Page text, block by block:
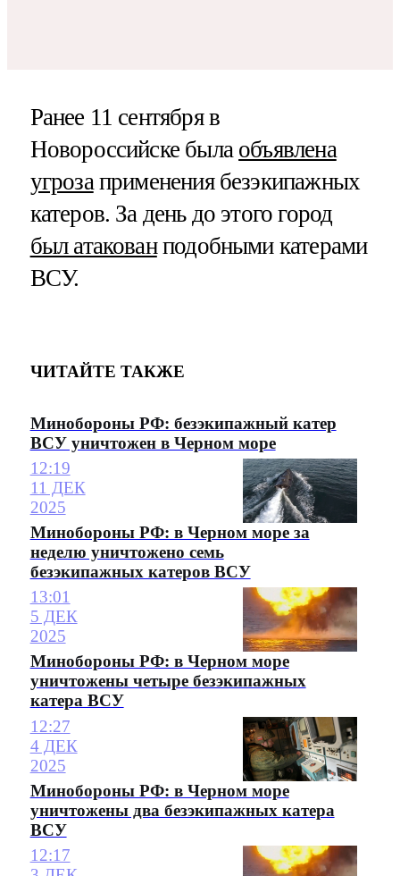
Ранее 11 сентября в
Новороссийске была объявлена
угрозаприменения безэкипажных
катеров. За день до этого город
был атакованподобными катерами
ВСУ.
ЧИТАЙТЕ ТАКЖЕ
Минобороны РФ: безэкипажный катер
ВСУ уничтожен в Черном море
12:19
11 ДЕК
2025
Минобороны РФ: в Черном море за
неделю уничтожено семь
безэкипажных катеров ВСУ
13:01
5 ДЕК
2025
Минобороны РФ: в Черном море
уничтожены четыре безэкипажных
катера ВСУ
12:27
4 ДЕК
2025
Минобороны РФ: в Черном море
уничтожены два безэкипажных катера
ВСУ
12:17